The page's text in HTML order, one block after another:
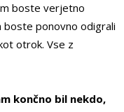
boste verjetno
ponovno odigrali
otrok. Vse z
končno bil nekdo,